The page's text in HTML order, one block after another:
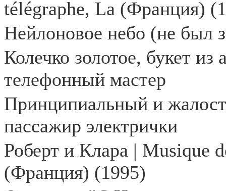
télégraphe, La (Франция)
Нейлоновое небо (не был
Колечко золотое, букет
телефонный мастер
Принципиальный и
пассажир электрички
Роберт и Клара | Musique
(Франция) (1995)